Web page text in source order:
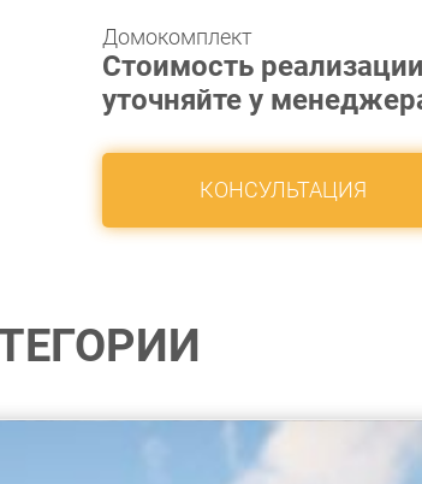
Домокомплект
Стоимость
уточняйте у
КОНСУЛЬТАЦИЯ